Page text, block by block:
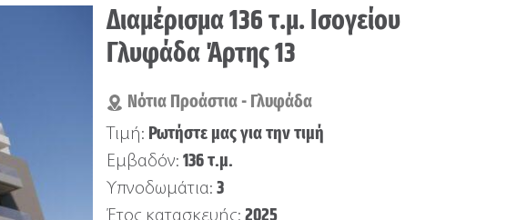
Διαμέρισμα 136 τ.μ. Ισογείου
Γλυφάδα Άρτης 13
Νότια Προάστια - Γλυφάδα
Τιμή: Ρωτήστε μας για την τιμή
Εμβαδόν: 136 τ.μ.
Υπνοδωμάτια: 3
Έτος κατασκευής: